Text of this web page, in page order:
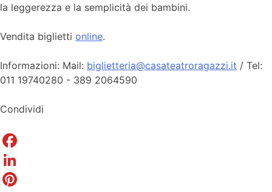
la leggerezza e la semplicità dei bambini.
Vendita biglietti online.
Informazioni: Mail: biglietteria@casateatroragazzi.it / Tel:
011 19740280 - 389 2064590
Condividi
Facebook
LinkedIn